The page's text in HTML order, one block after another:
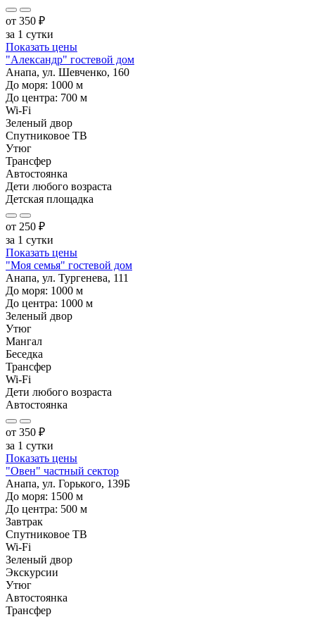
от 350 ₽
за 1 сутки
Показать цены
"Александр" гостевой дом
Анапа, ул. Шевченко, 160
До моря: 1000 м
До центра: 700 м
Wi-Fi
Зеленый двор
Спутниковое ТВ
Утюг
Трансфер
Автостоянка
Дети любого возраста
Детская площадка
от 250 ₽
за 1 сутки
Показать цены
"Моя семья" гостевой дом
Анапа, ул. Тургенева, 111
До моря: 1000 м
До центра: 1000 м
Зеленый двор
Утюг
Мангал
Беседка
Трансфер
Wi-Fi
Дети любого возраста
Автостоянка
от 350 ₽
за 1 сутки
Показать цены
"Овен" частный сектор
Анапа, ул. Горького, 139Б
До моря: 1500 м
До центра: 500 м
Завтрак
Спутниковое ТВ
Wi-Fi
Зеленый двор
Экскурсии
Утюг
Автостоянка
Трансфер